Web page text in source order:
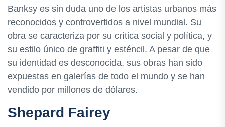
Banksy es sin duda uno de los artistas urbanos más
reconocidos y controvertidos a nivel mundial. Su
obra se caracteriza por su crítica social y política, y
su estilo único de graffiti y esténcil. A pesar de que
su identidad es desconocida, sus obras han sido
expuestas en galerías de todo el mundo y se han
vendido por millones de dólares.
Shepard Fairey